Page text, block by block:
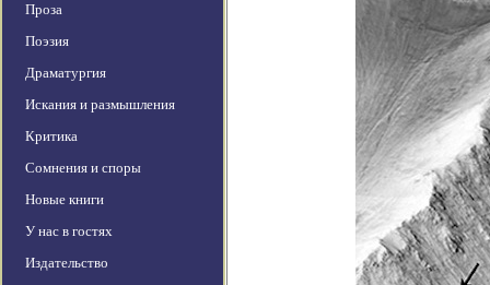
Проза
Поэзия
Драматургия
Искания и размышления
Критика
Сомнения и споры
Новые книги
У нас в гостях
Издательство